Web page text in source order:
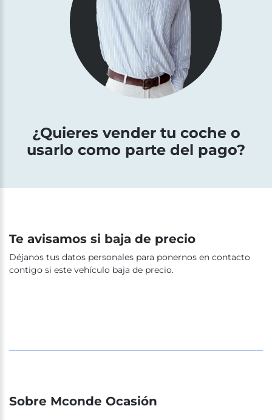
¿Quieres vender tu coche o
usarlo como parte del pago?
Te avisamos si baja de precio
Déjanos tus datos personales para ponernos en contacto
contigo si este vehículo baja de precio.
Sobre Mconde Ocasión